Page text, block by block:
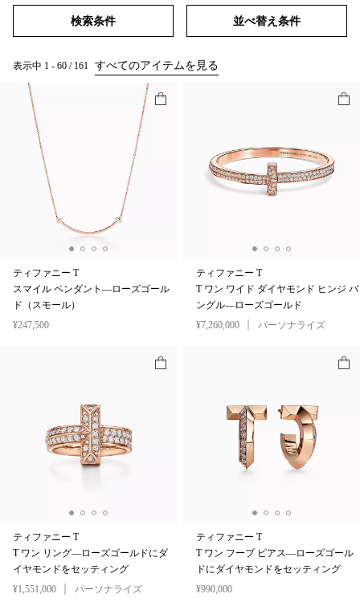
検索条件 並べ替え条件
表示中 1 - 60 / 161 すべてのアイテムを見る
ティファニー T
スマイル ペンダント—ローズゴール
ド（スモール）
¥247,500
ティファニー T
T ワン ワイド ダイヤモンド ヒンジ バ
ングル—ローズゴールド
¥7,260,000
パーソナライズ
ティファニー T
T ワン リング—ローズゴールドにダ
イヤモンドをセッティング
¥1,551,000
パーソナライズ
ティファニー T
T ワン フープ ピアス—ローズゴール
ドにダイヤモンドをセッティング
¥990,000